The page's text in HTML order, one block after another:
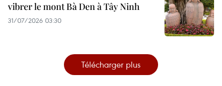
vibrer le mont Bà Den à Tây Ninh
31/07/2026 03:30
Télécharger plus